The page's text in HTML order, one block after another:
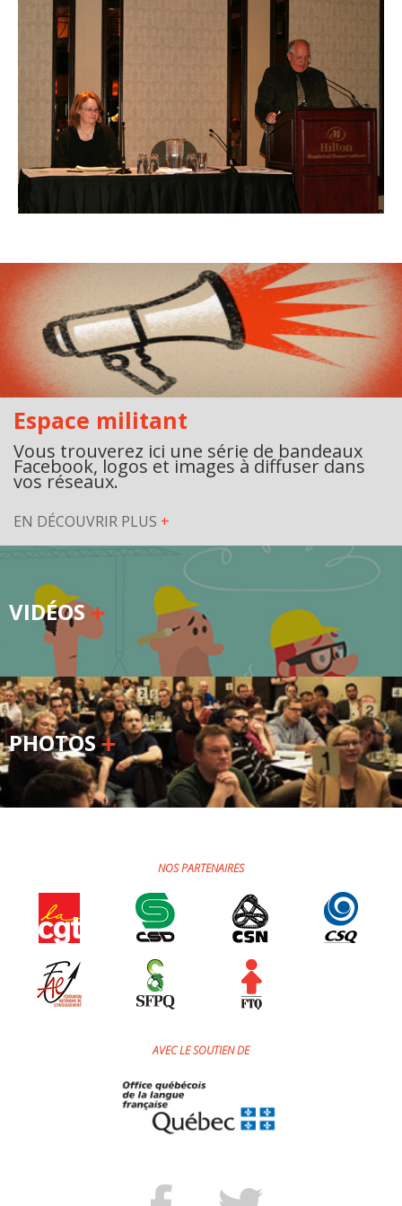
Organismes de la langue française
Organismes de la langue française
Publications
Francophonie internationale
Expressions et jeux de lettres
Vidéos
Langue du travail
Francisation de l'Administration
Recueil de bonnes pratiques
Secteurs d'activité
Hébergement et restauration
Métallurgie
Automobile
Terminologie
Ressources terminologiques
Capsules linguistiques
Jeux et outils terminolinguistiques
Cours de français
Témoignages
Espace militant
Espace militant
Vous trouverez ici une série de bandeaux
Facebook, logos et images à diffuser dans
vos réseaux.
EN DÉCOUVRIR PLUS +
VIDÉOS
PHOTOS
NOS PARTENAIRES
AVEC LE SOUTIEN DE